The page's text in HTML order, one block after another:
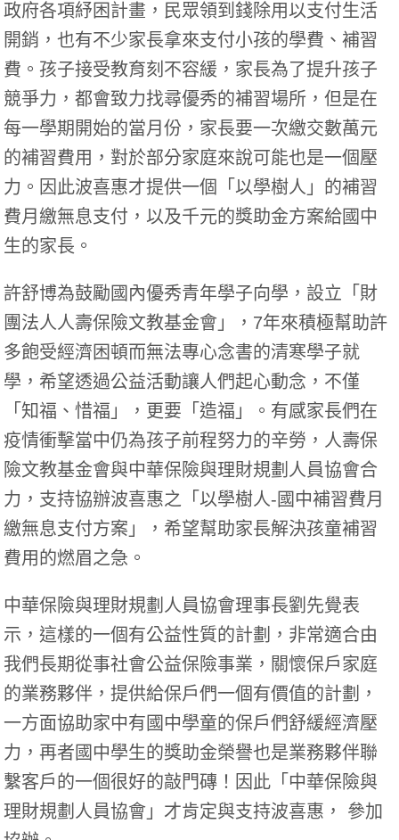
政府各項紓困計畫，民眾領到錢除用以支付生活
開銷，也有不少家長拿來支付小孩的學費、補習
費。孩子接受教育刻不容緩，家長為了提升孩子
競爭力，都會致力找尋優秀的補習場所，但是在
每一學期開始的當月份，家長要一次繳交數萬元
的補習費用，對於部分家庭來說可能也是一個壓
力。因此波喜惠才提供一個「以學樹人」的補習
費月繳無息支付，以及千元的獎助金方案給國中
生的家長。
許舒博為鼓勵國內優秀青年學子向學，設立「財
團法人人壽保險文教基金會」，7年來積極幫助許
多飽受經濟困頓而無法專心念書的清寒學子就
學，希望透過公益活動讓人們起心動念，不僅
「知福、惜福」，更要「造福」。有感家長們在
疫情衝擊當中仍為孩子前程努力的辛勞， 人壽保
險文教基金會與中華保險與理財規劃人員協會合
力，支持協辦波喜惠之「以學樹人- 國中補習費月
繳無息支付方案」，希望幫助家長解決孩童補習
費用的燃眉之急 。
中華保險與理財規劃人員協會理事長劉先覺表
示，這樣的一個有公益性質的計劃，非常適合由
我們長期從事社會公益保險事業，關懷保戶家庭
的業務夥伴，提供給保戶們一個有價值的計劃，
一方面協助家中有國中學童的保戶們舒緩經濟壓
力，再者國中學生的獎助金榮譽也是業務夥伴聯
繫客戶的一個很好的敲門磚！ 因此「中華保險與
理財規劃人員協會」才肯定與支持波喜惠， 參加